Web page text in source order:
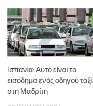
Iσπανία: Αυτό είναι το
εισόδημα ενός οδηγού ταξί
στη Μαδρίτη